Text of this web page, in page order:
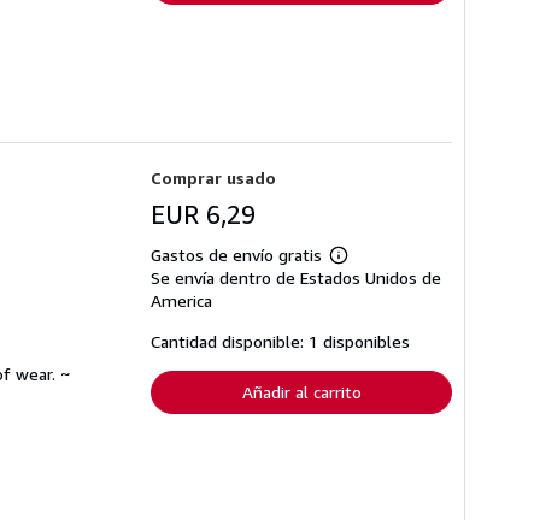
wear. ~
Comprar usado
EUR 6,29
Gastos de envío gratis
Más
información
tarifas
de
envío
Se envía dentro de Estados Unidos de
America
Cantidad disponible: 1 disponibles
Añadir al carrito